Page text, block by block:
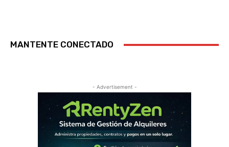
MANTENTE CONECTADO
- Advertisement -